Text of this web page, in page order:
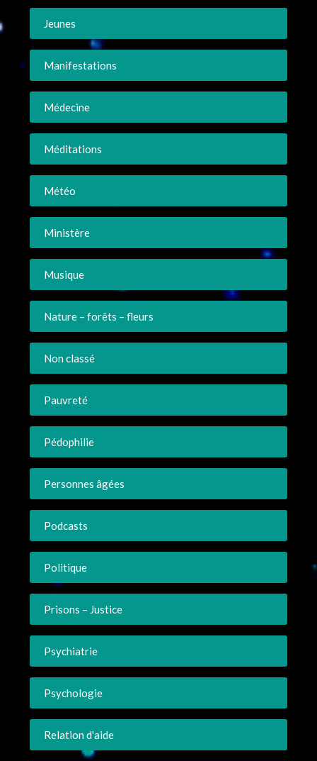
Jeunes
Manifestations
Médecine
Méditations
Météo
Ministère
Musique
Nature – forêts – fleurs
Non classé
Pauvreté
Pédophilie
Personnes âgées
Podcasts
Politique
Prisons – Justice
Psychiatrie
Psychologie
Relation d'aide